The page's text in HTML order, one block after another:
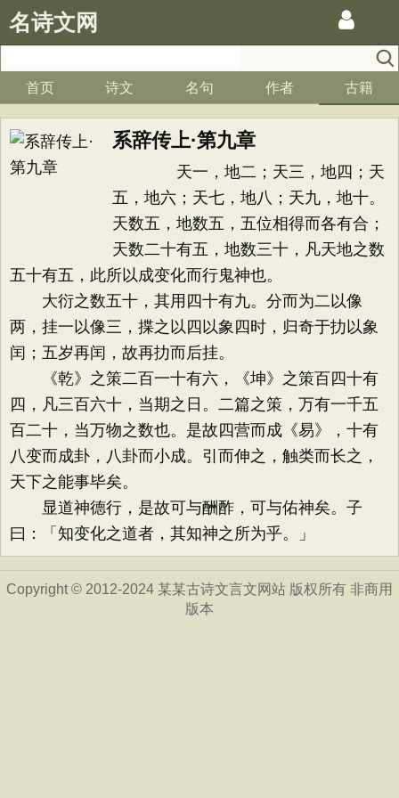
名诗文网
首页 诗文 名句 作者 古籍
系辞传上·第九章
天一，地二；天三，地四；天
五，地六；天七，地八；天九，地十。
天数五，地数五，五位相得而各有合；
天数二十有五，地数三十，凡天地之数
五十有五，此所以成变化而行鬼神也。
大衍之数五十，其用四十有九。分而为二以像
两，挂一以像三，揲之以四以象四时，归奇于扐以象
闰；五岁再闰，故再扐而后挂。
《乾》之策二百一十有六，《坤》之策百四十有
四，凡三百六十，当期之日。二篇之策，万有一千五
百二十，当万物之数也。是故四营而成《易》，十有
八变而成卦，八卦而小成。引而伸之，触类而长之，
天下之能事毕矣。
显道神德行，是故可与酬酢，可与佑神矣。子
曰：「知变化之道者，其知神之所为乎。」
Copyright © 2012-2024 某某古诗文言文网站 版权所有 非商用
版本